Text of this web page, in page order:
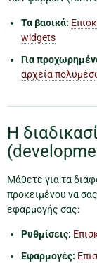
Τα βασικά:
widgets
Για
αρχεία
Η
Μάθετε για τα
προκειμένου να
εφαρμογής σας:
Ρυθμίσεις:
Εφαρμογές: